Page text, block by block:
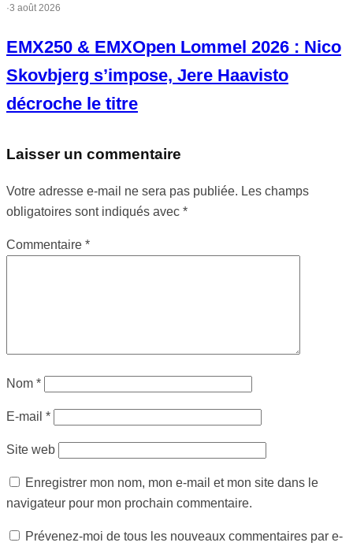
·3 août 2026
EMX250 & EMXOpen Lommel 2026 : Nico
Skovbjerg s’impose, Jere Haavisto
décroche le titre
Laisser un commentaire
Votre adresse e-mail ne sera pas publiée. Les champs
obligatoires sont indiqués avec *
Commentaire *
Nom *
E-mail *
Site web
Enregistrer mon nom, mon e-mail et mon site dans le
navigateur pour mon prochain commentaire.
Prévenez-moi de tous les nouveaux commentaires par e-